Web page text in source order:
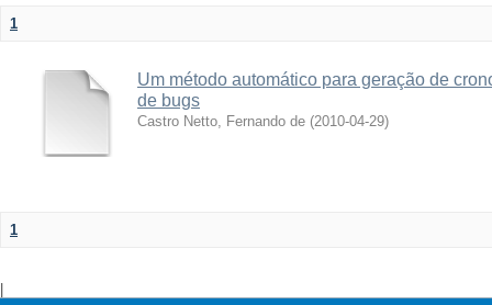
1
Um método automático para geração de
de bugs
Castro Netto, Fernando de (2010-04-29)
1